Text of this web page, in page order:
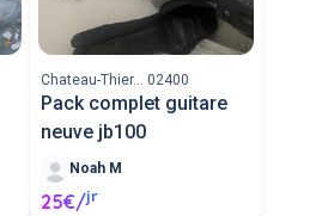
Chateau-Thier... 02400
Pack complet guitare
neuve jb100
Noah M
25€/jr